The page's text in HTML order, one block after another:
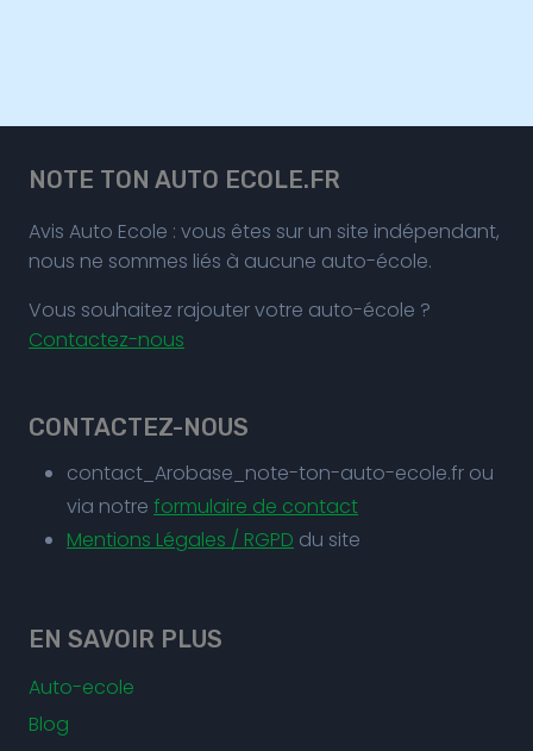
NOTE TON AUTO ECOLE.FR
Avis Auto Ecole : vous êtes sur un site indépendant,
nous ne sommes liés à aucune auto-école.
Vous souhaitez rajouter votre auto-école ?
Contactez-nous
CONTACTEZ-NOUS
contact_Arobase_note-ton-auto-ecole.fr ou
via notre formulaire de contact
Mentions Légales / RGPD du site
EN SAVOIR PLUS
Auto-ecole
Blog